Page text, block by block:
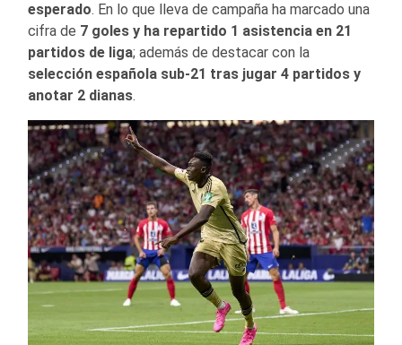
esperado. En lo que lleva de campaña ha marcado una
cifra de 7 goles y ha repartido 1 asistencia en 21
partidos de liga; además de destacar con la
selección española sub-21 tras jugar 4 partidos y
anotar 2 dianas.